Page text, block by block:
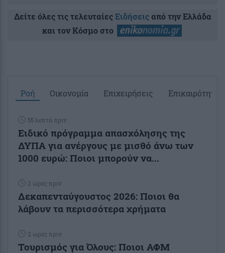
Δείτε όλες τις τελευταίεςΕιδήσειςαπό την Ελλάδα
και τον Κόσμο στο
Ροή Οικονομία Επιχειρήσεις Επικαιρότητα
55 λεπτά πριν
Ειδικό πρόγραμμα απασχόλησης της
ΔΥΠΑ για ανέργους με μισθό άνω των
1000 ευρώ: Ποιοι μπορούν να...
2 ώρες πριν
Δεκαπενταύγουστος 2026: Ποιοι θα
λάβουν τα περισσότερα χρήματα
2 ώρες πριν
Τουρισμός για Όλους: Ποιοι ΑΦΜ